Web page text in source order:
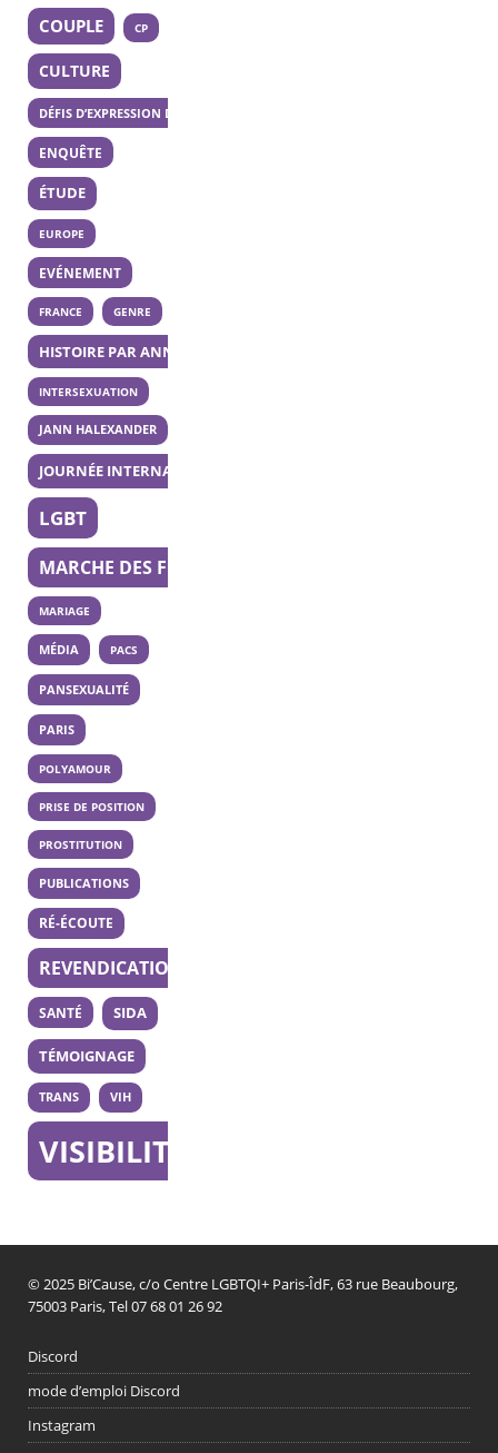
COUPLE CP
CULTURE
DÉFIS D’EXPRESSION DES 20 ANS
ENQUÊTE
ÉTUDE
EUROPE
EVÉNEMENT
FRANCE GENRE
HISTOIRE PAR ANNÉE
INTERSEXUATION
JANN HALEXANDER
JOURNÉE INTERNATIONALE DE LA BISEXUALITÉ
LGBT
MARCHE DES FIERTÉS
MARIAGE
MÉDIA PACS
PANSEXUALITÉ
PARIS
POLYAMOUR
PRISE DE POSITION
PROSTITUTION
PUBLICATIONS
RÉ-ÉCOUTE
REVENDICATION
SANTÉ SIDA
TÉMOIGNAGE
TRANS VIH
VISIBILITÉ
© 2025 Bi’Cause, c/o Centre LGBTQI+ Paris-ÎdF, 63 rue Beaubourg,
75003 Paris, Tel 07 68 01 26 92
Discord
mode d’emploi Discord
Instagram